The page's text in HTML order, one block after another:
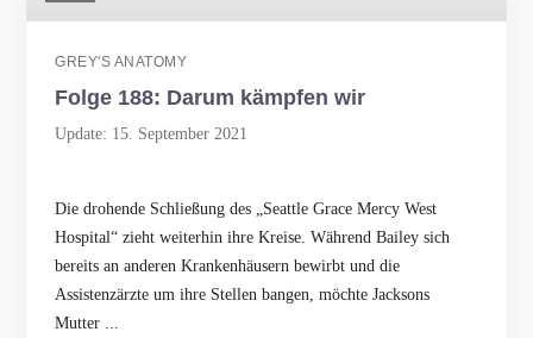
GREY'S ANATOMY
Folge 188: Darum kämpfen wir
Update: 15. September 2021
Die drohende Schließung des „Seattle Grace Mercy West
Hospital“ zieht weiterhin ihre Kreise. Während Bailey sich
bereits an anderen Krankenhäusern bewirbt und die
Assistenzärzte um ihre Stellen bangen, möchte Jacksons
Mutter ...